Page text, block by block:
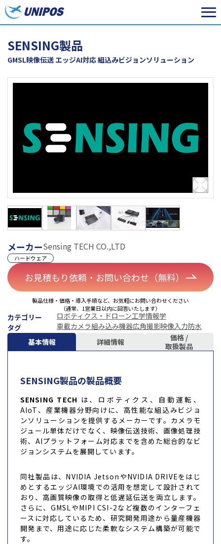
SENSING製品
GMSL映像伝送 エッジAI対応 組込みビジョンソリューション
メーカーSensing TECH CO.,LTD
ハードウェア
お見積もり依頼・お問い合わせ（無料）
製品仕様・価格・導入手順など、お気軽にお問い合わせください
（通常、1営業日以内に回答いたします）
カテゴリー ロボティクス・ドローン工学情報学
タグ
車載カメラ組み込み機器広角撮影映像入力防水
基本情報
詳細情報
価格 /
取扱製品
SENSING製品の製品概要
SENSING TECH は、ロボティクス、自動運転、
AIoT、産業機器分野向けに、高性能な組込みビジョ
ンソリューションを提供するメーカーです。カメラモ
ジュール単体だけでなく、映像伝送技術、画像処理技
術、AIプラットフォーム対応までを含めた総合的なビ
ジョンシステムを展開しています。
同社製品は、NVIDIA JetsonやNVIDIA DRIVEをはじ
めとするエッジAI環境での活用を想定して設計されて
おり、高画質映像の取得と低遅延伝送を両立します。
さらに、GMSLやMIPI CSI-2など複数のインターフェ
ースに対応しているため、研究開発用途から量産機器
開発まで、用途に応じた柔軟なシステム構築が可能で
す。